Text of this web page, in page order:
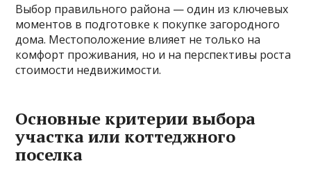
Выбор правильного района — один из ключевых
моментов в подготовке к покупке загородного
дома. Местоположение влияет не только на
комфорт проживания, но и на перспективы роста
стоимости недвижимости.
Основные критерии выбора
участка или коттеджного
поселка